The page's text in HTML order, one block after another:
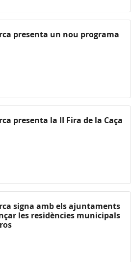
presenta un nou programa
presenta la II Fira de la Caça
signa amb els ajuntaments
les residències municipals